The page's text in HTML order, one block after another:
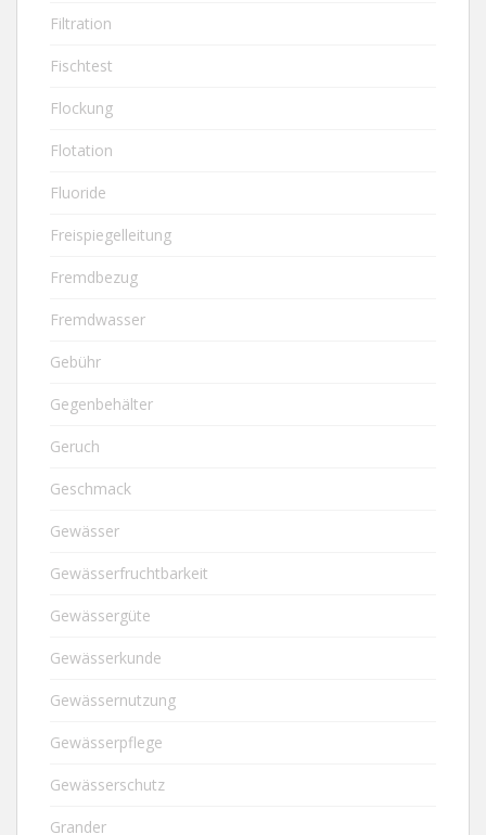
Filtration
Fischtest
Flockung
Flotation
Fluoride
Freispiegelleitung
Fremdbezug
Fremdwasser
Gebühr
Gegenbehälter
Geruch
Geschmack
Gewässer
Gewässerfruchtbarkeit
Gewässergüte
Gewässerkunde
Gewässernutzung
Gewässerpflege
Gewässerschutz
Grander